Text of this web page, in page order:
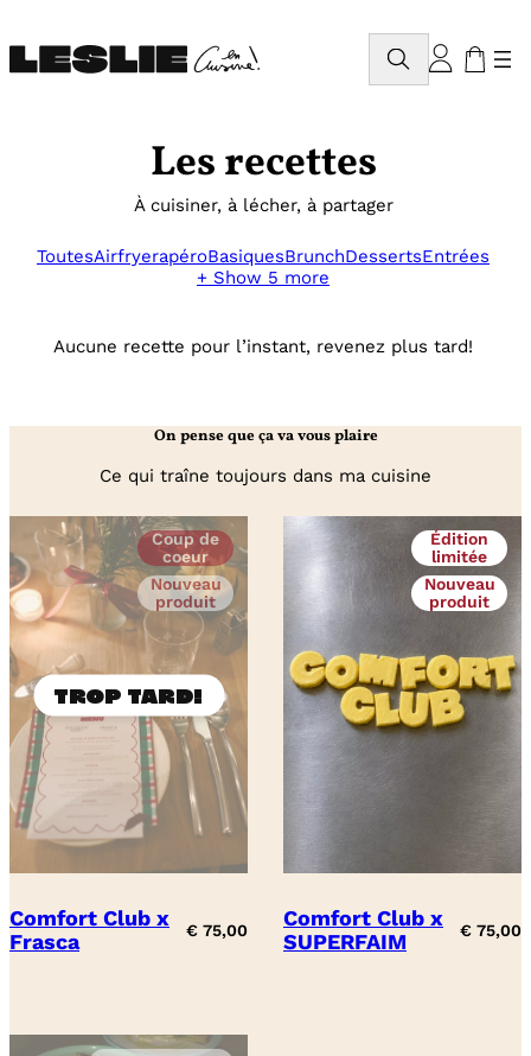
au
contenu
Rechercher
Les recettes
À cuisiner, à lécher, à partager
ToutesAirfryerapéroBasiquesBrunchDessertsEntrées
+ Show 5 more
Aucune recette pour l’instant, revenez plus tard!
On pense que ça va vous plaire
Ce qui traîne toujours dans ma cuisine
Coup de
coeur
Nouveau
produit
Comfort Club x
Frasca
€ 75,00
Édition
limitée
Nouveau
produit
Comfort Club x
SUPERFAIM
€ 75,00